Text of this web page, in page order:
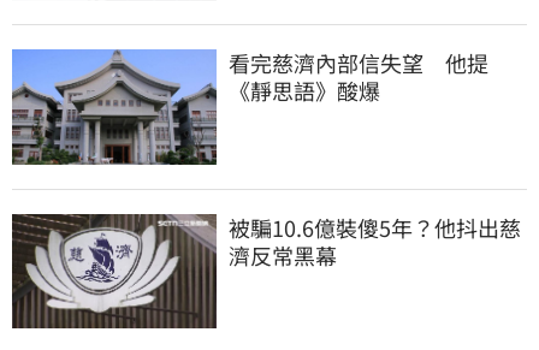
看完慈濟內部信失望　他提
《靜思語》酸爆
被騙10.6億裝傻5年？他抖出慈
濟反常黑幕